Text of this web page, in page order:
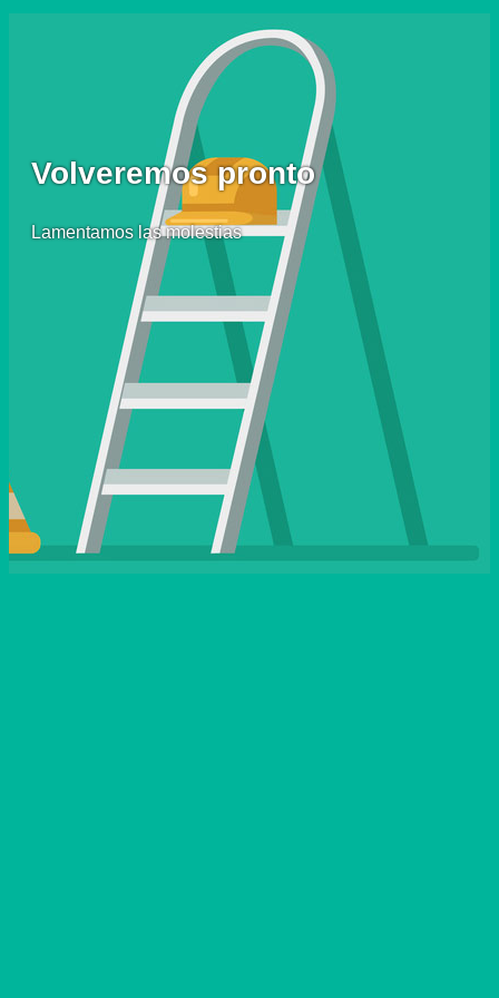
Volveremos pronto
Lamentamos las molestias